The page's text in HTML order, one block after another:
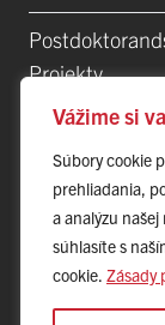
Vážime si
prehliadania,
a analýzu
súhlasíte s
cookie.
Prispôsobiť
Projekty
Špičkové tímy
Vedecké parky
Evidencia
Habilitačné a